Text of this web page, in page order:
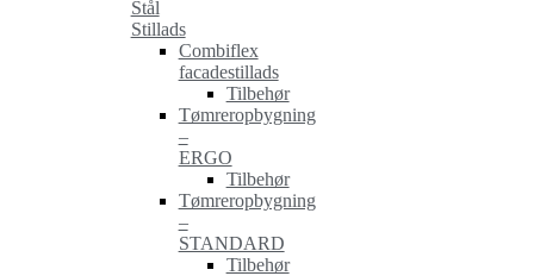
Stål
Stillads
Combiflex
facadestillads
Tilbehør
Tømreropbygning
–
ERGO
Tilbehør
Tømreropbygning
–
STANDARD
Tilbehør